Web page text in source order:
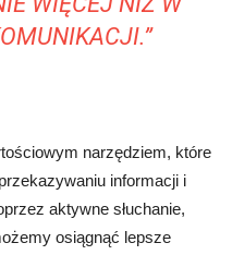
narzędziem, które
informacji i
aktywne słuchanie,
osiągnąć lepsze